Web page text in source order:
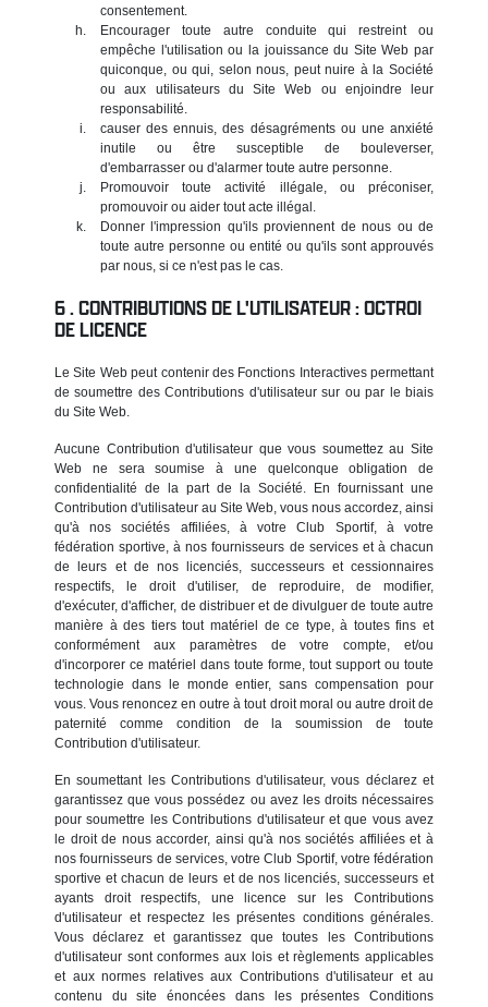
consentement.
Encourager toute autre conduite qui restreint ou
empêche l'utilisation ou la jouissance du Site Web par
quiconque, ou qui, selon nous, peut nuire à la Société
ou aux utilisateurs du Site Web ou enjoindre leur
responsabilité.
causer des ennuis, des désagréments ou une anxiété
inutile ou être susceptible de bouleverser,
d'embarrasser ou d'alarmer toute autre personne.
Promouvoir toute activité illégale, ou préconiser,
promouvoir ou aider tout acte illégal.
Donner l'impression qu'ils proviennent de nous ou de
toute autre personne ou entité ou qu'ils sont approuvés
par nous, si ce n'est pas le cas.
CONTRIBUTIONS DE L'UTILISATEUR : OCTROI
DE LICENCE
Le Site Web peut contenir des Fonctions Interactives permettant
de soumettre des Contributions d'utilisateur sur ou par le biais
du Site Web.
Aucune Contribution d'utilisateur que vous soumettez au Site
Web ne sera soumise à une quelconque obligation de
confidentialité de la part de la Société. En fournissant une
Contribution d'utilisateur au Site Web, vous nous accordez, ainsi
qu'à nos sociétés affiliées, à votre Club Sportif, à votre
fédération sportive, à nos fournisseurs de services et à chacun
de leurs et de nos licenciés, successeurs et cessionnaires
respectifs, le droit d'utiliser, de reproduire, de modifier,
d'exécuter, d'afficher, de distribuer et de divulguer de toute autre
manière à des tiers tout matériel de ce type, à toutes fins et
conformément aux paramètres de votre compte, et/ou
d'incorporer ce matériel dans toute forme, tout support ou toute
technologie dans le monde entier, sans compensation pour
vous. Vous renoncez en outre à tout droit moral ou autre droit de
paternité comme condition de la soumission de toute
Contribution d'utilisateur.
En soumettant les Contributions d'utilisateur, vous déclarez et
garantissez que vous possédez ou avez les droits nécessaires
pour soumettre les Contributions d'utilisateur et que vous avez
le droit de nous accorder, ainsi qu'à nos sociétés affiliées et à
nos fournisseurs de services, votre Club Sportif, votre fédération
sportive et chacun de leurs et de nos licenciés, successeurs et
ayants droit respectifs, une licence sur les Contributions
d'utilisateur et respectez les présentes conditions générales.
Vous déclarez et garantissez que toutes les Contributions
d'utilisateur sont conformes aux lois et règlements applicables
et aux normes relatives aux Contributions d'utilisateur et au
contenu du site énoncées dans les présentes Conditions